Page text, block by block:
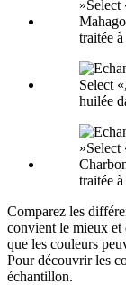
traitée
huilée
traitée
Comparez les
convient le mieux
que les couleurs
Pour découvrir les
échantillon.